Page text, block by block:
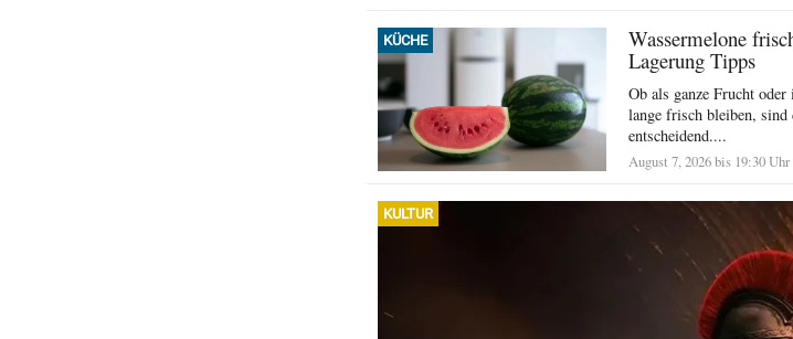
KÜCHE
Wassermelone
Lagerung Tipps
Ob als ganze Frucht
lange frisch bleiben, sind
entscheidend....
August 7, 2026 bis 19:30 Uhr
KULTUR